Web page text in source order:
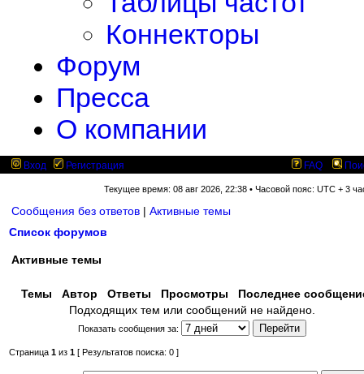
Коннекторы
Форум
Пресса
О компании
Вход Регистрация FAQ
Текущее время: 08 авг 2026, 22:38 • Часовой пояс: UTC + 3
Сообщения без ответов | Активные темы
Список форумов
Активные темы
Темы Автор Ответы Просмотры
Последнее
Подходящих тем или сообщений не найдено.
Показать сообщения за:
Страница 1 из 1 [ Результатов поиска: 0 ]